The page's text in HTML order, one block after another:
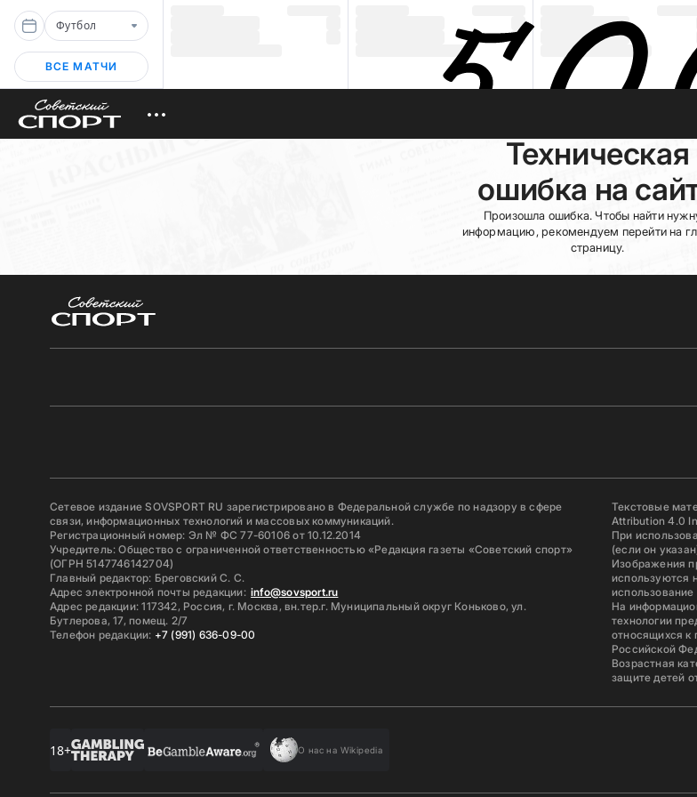
Футбол
ВСЕ МАТЧИ
Техническая
ошибка на
Произошла ошибка. Чтобы найти
информацию, рекомендуем перейти на
страницу.
Сетевое издание SOVSPORT RU зарегистрировано в Федеральной службе по надзору в сфере
связи, информационных технологий и массовых коммуникаций.
Регистрационный номер: Эл № ФС 77-60106 от 10.12.2014
Учредитель: Общество с ограниченной ответственностью «Редакция газеты «Советский спорт»
(ОГРН 5147746142704)
Главный редактор: Бреговский С. С.
Адрес электронной почты редакции: info@sovsport.ru
Адрес редакции: 117342, Россия, г. Москва, вн.тер.г. Муниципальный округ Коньково, ул.
Бутлерова, 17, помещ. 2/7
Телефон редакции: +7 (991) 636-09-00
Текстовые
Attribution 4.0
При
(если он
Изображения
используются
На
технологии
относящихся к
Российской
Возрастная
защите детей
18+ О нас на Wikipedia